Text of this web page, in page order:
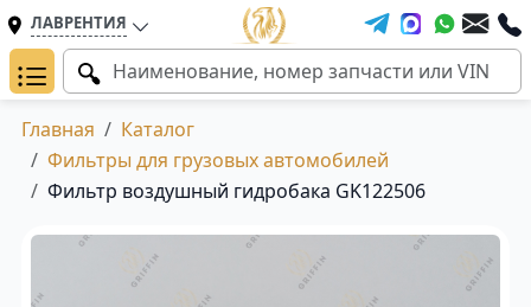
ЛАВРЕНТИЯ
Главная
Каталог
Фильтры для грузовых автомобилей
Фильтр воздушный гидробака GK122506